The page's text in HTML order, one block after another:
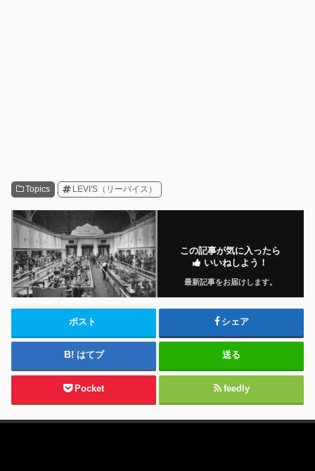
Topics LEVI'S（リーバイス）
この記事が気に入ったら
いいねしよう！
最新記事をお届けします。
ポスト シェア
はてブ 送る
Pocket feedly